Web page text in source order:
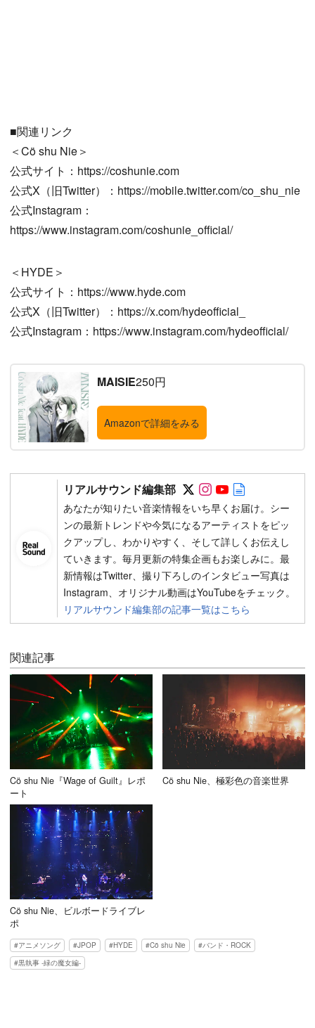
■関連リンク
＜Cö shu Nie＞
公式サイト：https://coshunie.com
公式X（旧Twitter）：https://mobile.twitter.com/co_shu_nie
公式Instagram：
https://www.instagram.com/coshunie_official/
＜HYDE＞
公式サイト：https://www.hyde.com
公式X（旧Twitter）：https://x.com/hydeofficial_
公式Instagram：https://www.instagram.com/hydeofficial/
MAISIE250円
Amazonで詳細をみる
リアルサウンド編集部 Follow on SNS
Follow on SNS
Follow on
あなたが知りたい音楽情報をいち早くお届け。シー
ンの最新トレンドや今気になるアーティストをピッ
クアップし、わかりやすく、そして詳しくお伝えし
ていきます。毎月更新の特集企画もお楽しみに。最
新情報はTwitter、撮り下ろしのインタビュー写真は
Instagram、オリジナル動画はYouTubeをチェック。
リアルサウンド編集部の記事一覧はこちら
関連記事
Cö shu Nie『Wage of Guilt』レポ
ート
Cö shu Nie、極彩色の音楽世界
Cö shu Nie、ビルボードライブレ
ポ
アニメソング JPOP HYDE Cö shu Nie
バンド・ROCK
黒執事 -緑の魔女編-